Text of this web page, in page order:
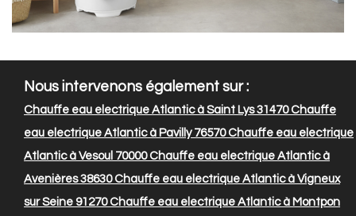
Nous intervenons également sur :
Chauffe eau electrique Atlantic à Saint Lys 31470Chauffe
eau electrique Atlantic à Pavilly 76570Chauffe eau electrique
Atlantic à Vesoul 70000Chauffe eau electrique Atlantic à
Avenières 38630Chauffe eau electrique Atlantic à Vigneux
sur Seine 91270Chauffe eau electrique Atlantic à Montpon